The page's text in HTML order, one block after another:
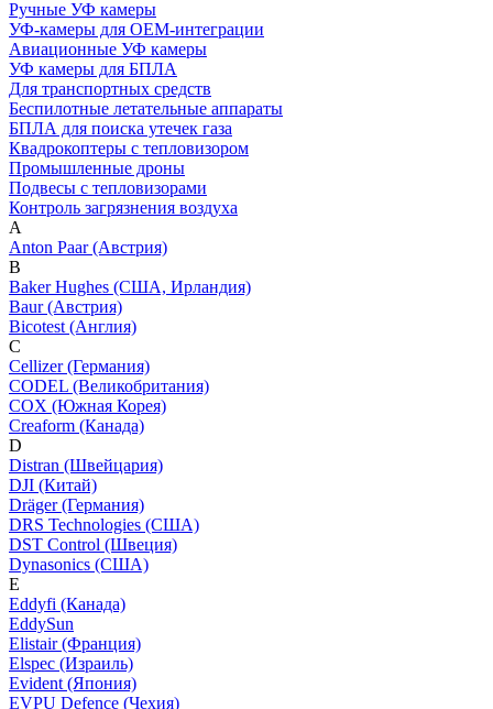
Ручные УФ камеры
УФ-камеры для OEM-интеграции
Авиационные УФ камеры
УФ камеры для БПЛА
Для транспортных средств
Беспилотные летательные аппараты
БПЛА для поиска утечек газа
Квадрокоптеры с тепловизором
Промышленные дроны
Подвесы с тепловизорами
Контроль загрязнения воздуха
A
Anton Paar (Австрия)
B
Baker Hughes (США, Ирландия)
Baur (Австрия)
Bicotest (Англия)
C
Cellizer (Германия)
CODEL (Великобритания)
COX (Южная Корея)
Creaform (Канада)
D
Distran (Швейцария)
DJI (Китай)
Dräger (Германия)
DRS Technologies (США)
DST Control (Швеция)
Dynasonics (США)
E
Eddyfi (Канада)
EddySun
Elistair (Франция)
Elspec (Израиль)
Evident (Япония)
EVPU Defence (Чехия)